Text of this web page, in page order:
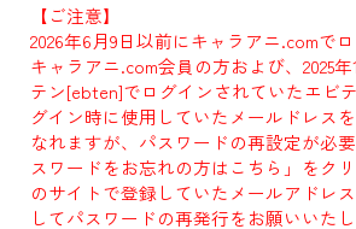
【ご注意】
2026年6月9日以前にキャラアニ.comで
キャラアニ.com会員の方および、2025
テン[ebten]でログインされていたエビ
グイン時に使用していたメールドレス
なれますが、パスワードの再設定が必
スワードをお忘れの方はこちら」をク
のサイトで登録していたメールアドレ
してパスワードの再発行をお願いいたし